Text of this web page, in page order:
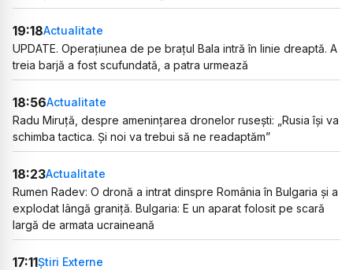
19:18Actualitate
UPDATE. Operațiunea de pe brațul Bala intră în linie dreaptă. A
treia barjă a fost scufundată, a patra urmează
18:56Actualitate
Radu Miruță, despre amenințarea dronelor rusești: „Rusia își va
schimba tactica. Și noi va trebui să ne readaptăm”
18:23Actualitate
Rumen Radev: O dronă a intrat dinspre România în Bulgaria și a
explodat lângă graniță. Bulgaria: E un aparat folosit pe scară
largă de armata ucraineană
17:11Știri Externe